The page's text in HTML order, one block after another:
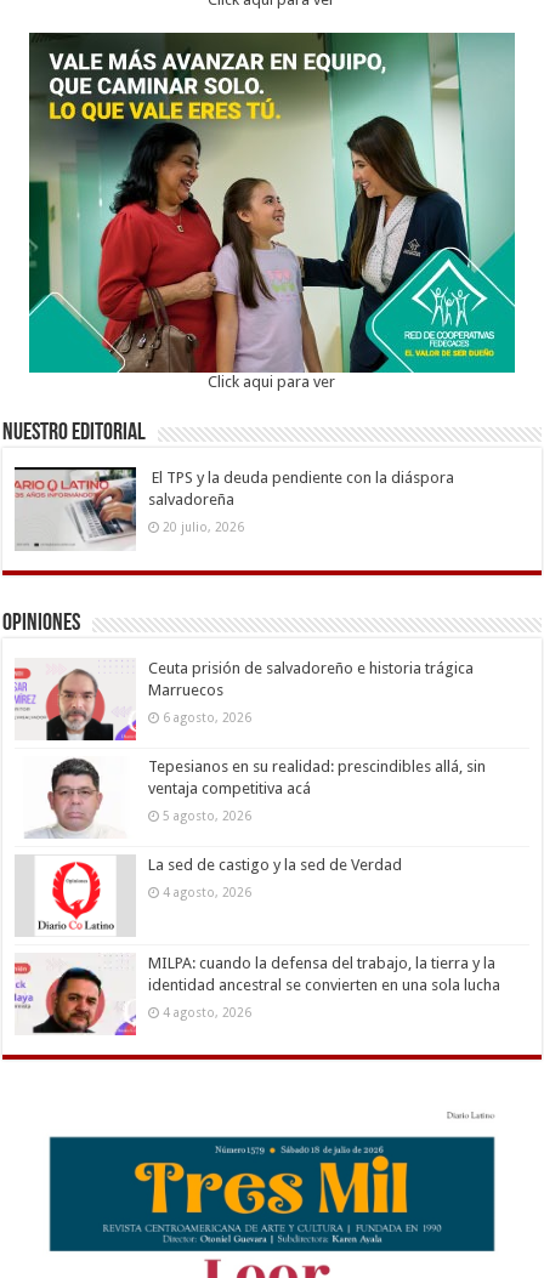
Click aqui para ver
Nuestro Editorial
El TPS y la deuda pendiente con la diáspora
salvadoreña
20 julio, 2026
Opiniones
Ceuta prisión de salvadoreño e historia trágica
Marruecos
6 agosto, 2026
Tepesianos en su realidad: prescindibles allá, sin
ventaja competitiva acá
5 agosto, 2026
La sed de castigo y la sed de Verdad
4 agosto, 2026
MILPA: cuando la defensa del trabajo, la tierra y la
identidad ancestral se convierten en una sola lucha
4 agosto, 2026